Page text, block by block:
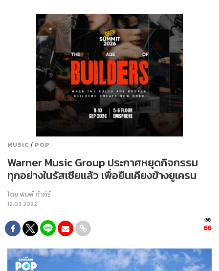
MUSIC / POP
Warner Music Group ประกาศหยุดกิจกรรม
ทุกอย่างในรัสเซียแล้ว เพื่อยืนเคียงข้างยูเครน
โดยพิมพ์ คำภีร์
12.03.2022
66